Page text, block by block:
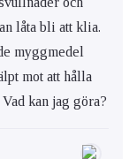
låta bli att klia.
myggmedel
mot att hålla
kan jag göra?